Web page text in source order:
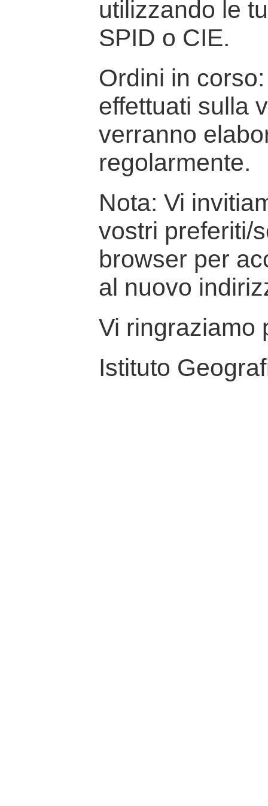
utilizzando le
SPID o CIE.
Ordini in
effettuati sulla
verranno
regolarmente.
Nota: Vi
vostri preferiti/
browser per
al nuovo
Vi ringraziamo
Istituto